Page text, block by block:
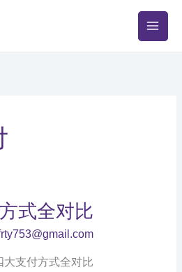
式全对比
大支付方式全对比